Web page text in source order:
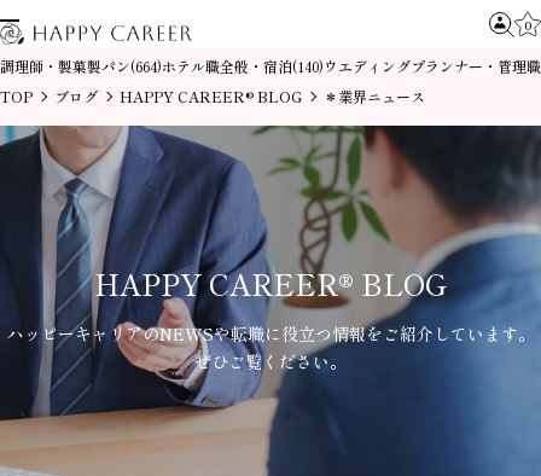
0
調理師・製菓製パン(664)ホテル職全般・宿泊(140)ウエディングプランナー・管理職
TOP
ブログ HAPPY CAREER® BLOG ＊業界ニュース
HAPPY CAREER® BLOG
ハッピーキャリアのNEWSや転職に役立つ情報をご紹介しています。
ぜひご覧ください。